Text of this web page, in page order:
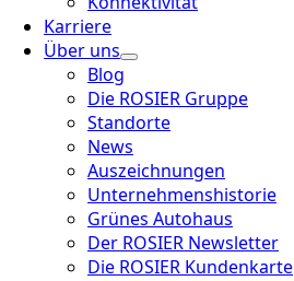
Karriere
Über uns
Blog
Die ROSIER Gruppe
Standorte
News
Auszeichnungen
Unternehmenshistorie
Grünes Autohaus
Der ROSIER Newsletter
Die ROSIER Kundenkarte